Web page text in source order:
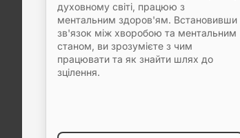
духовному світі, працюю з
ментальним здоров'ям. Встановивши
зв'язок між хворобою та ментальним
станом, ви зрозумієте з чим
працювати та як знайти шлях до
зцілення.